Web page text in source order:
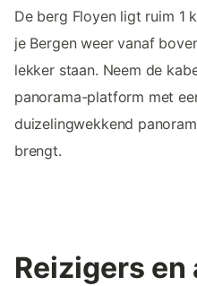
De berg Floyen ligt ruim 1
je Bergen weer vanaf
lekker staan. Neem de
panorama-platform met
duizelingwekkend
brengt.
Reizigers